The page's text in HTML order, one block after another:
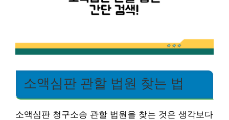
소액심판 관할 법원 찾는 법
소액심판 청구소송 관할 법원을 찾는 것은 생각보다